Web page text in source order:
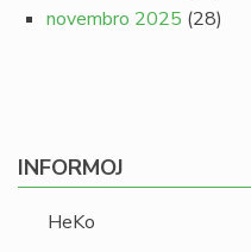
novembro 2025 (28)
INFORMOJ
HeKo